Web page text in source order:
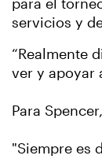
para el
servicios y
“Realmente
ver y apoyar
Para
"Siempre es